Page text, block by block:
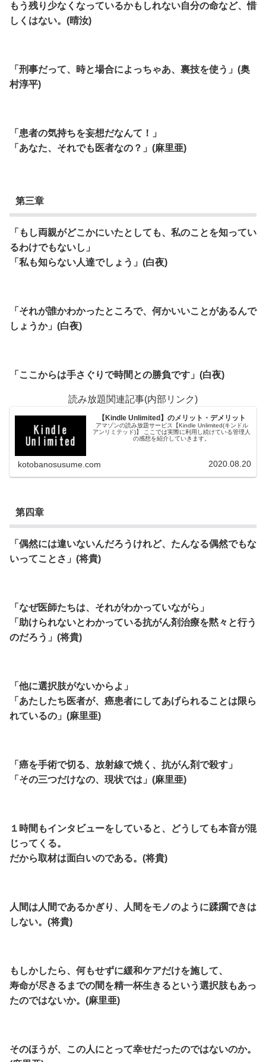
もう残り少なくなっているかもしれない自分の命など、惜
しくはない。(晴汝)
「刑事だって、時と場合によっちゃあ、裏技を使う」(奥
村淳平)
「患者の気持ちを妄想だなんて！」
「あなた、それでも医者なの？」(麻里亜)
第三章
「もし両親がどこかにいたとしても、私のことを知ってい
るわけでもないし」
「私も知らない人達でしょう」(白夜)
「それが誰かわかったところで、何かいいことがあるんで
しょうか」(白夜)
「ここからは手さぐりで時間との勝負です」(白夜)
読み放題関連記事(内部リンク)
【Kindle Unlimited】のメリット・デメリット
アマゾンの読み放題サービス【Kindle Unlimited(キンドル
アンリミテッド)】 ここでは実際に利用し続けている管理人
の感想を紹介していきます。
kotobanosusume.com 2020.08.20
第四章
「偶然には違いないんだろうけれど、たんなる偶然でもな
いってことさ」(将貴)
「なぜ医師たちは、それがわかっていながら」
「助けられないとわかっている抗がん剤治療を黙々と行う
のだろう」(将貴)
「他に選択肢がないからよ」
「あたしたち医者が、癌患者にしてあげられることは限ら
れているの」(麻里亜)
「癌を手術で切る、放射線で焼く、抗がん剤で殺す」
「その三つだけなの、現状では」(麻里亜)
１時間もインタビューをしていると、どうしても本音が混
じってくる。
だから取材は面白いのである。(将貴)
人間は人間であるかぎり、人間をモノのように蹂躙できは
しない。(将貴)
もしかしたら、何もせずに緩和ケアだけを施して、
寿命が尽きるまでの間を精一杯生きるという選択肢もあっ
たのではないか。(麻里亜)
そのほうが、この人にとって幸せだったのではないのか。